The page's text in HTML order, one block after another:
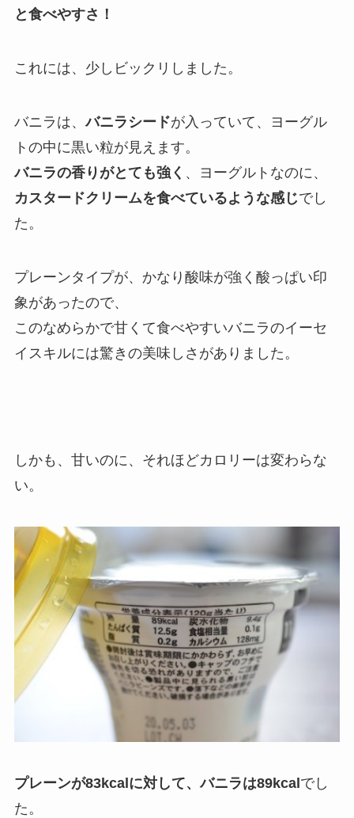
と食べやすさ！
これには、少しビックリしました。
バニラは、バニラシードが入っていて、ヨーグル
トの中に黒い粒が見えます。
バニラの香りがとても強く 、ヨーグルトなのに、
カスタードクリームを食べているような感じでし
た。
プレーンタイプが、かなり酸味が強く酸っぱい印
象があったので、
このなめらかで甘くて食べやすいバニラのイーセ
イスキルには驚きの美味しさがありました。
しかも、甘いのに、それほどカロリーは変わらな
い。
プレーンが83kcalに対して、バニラは89kcal でし
た。